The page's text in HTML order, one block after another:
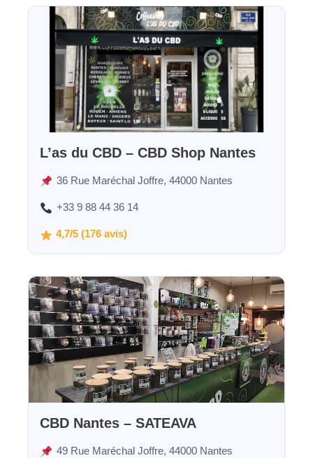
L’as du CBD – CBD Shop Nantes
36 Rue Maréchal Joffre, 44000 Nantes
+33 9 88 44 36 14
4,7/5 (176 avis)
CBD Nantes – SATEAVA
49 Rue Maréchal Joffre, 44000 Nantes